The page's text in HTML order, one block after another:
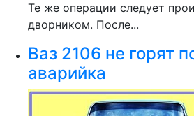
Те же операции следует
дворником. После...
Ваз 2106 не горят
аварийка